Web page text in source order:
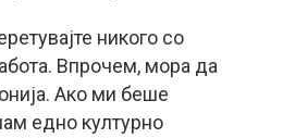
никого со
Впрочем, мора да
Ако ми беше
едно културно